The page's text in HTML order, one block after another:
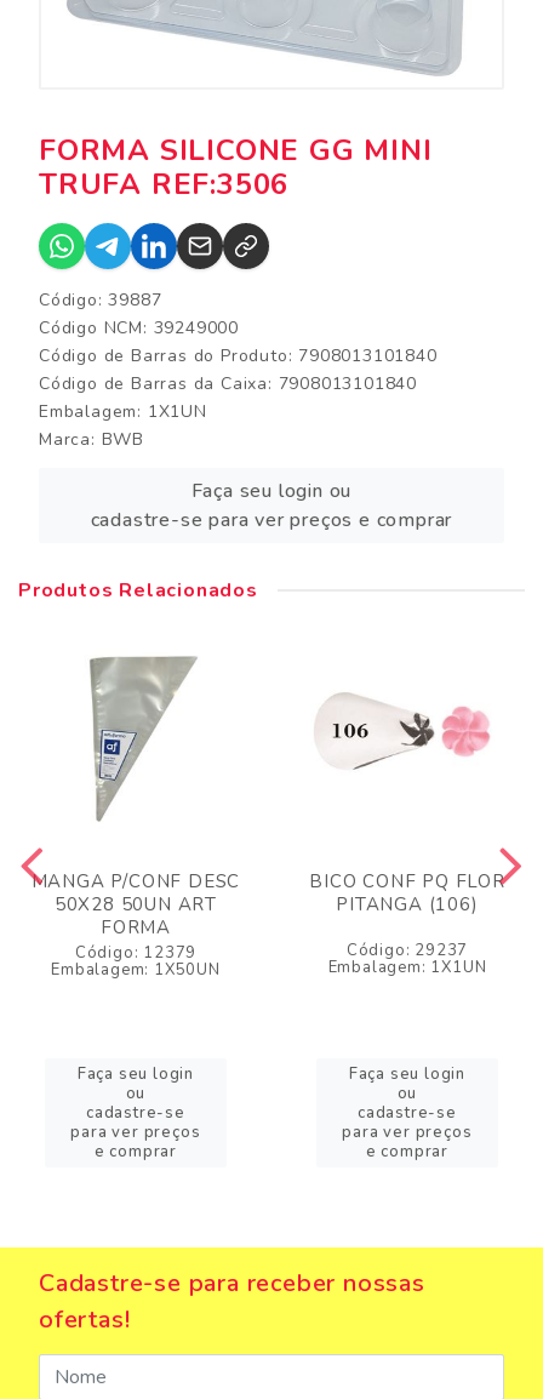
FORMA SILICONE GG MINI
TRUFA REF:3506
Código: 39887
Código NCM: 39249000
Código de Barras do Produto: 7908013101840
Código de Barras da Caixa: 7908013101840
Embalagem: 1X1UN
Marca: BWB
Faça seu login ou
cadastre-se para ver preços e comprar
Produtos Relacionados
MANGA P/CONF DESC
50X28 50UN ART
FORMA
Código: 12379
Embalagem: 1X50UN
Faça seu login
ou
cadastre-se
para ver preços
e comprar
BICO CONF PQ FLOR
PITANGA (106)
Código: 29237
Embalagem: 1X1UN
Faça seu login
ou
cadastre-se
para ver preços
e comprar
Cadastre-se para receber nossas
ofertas!